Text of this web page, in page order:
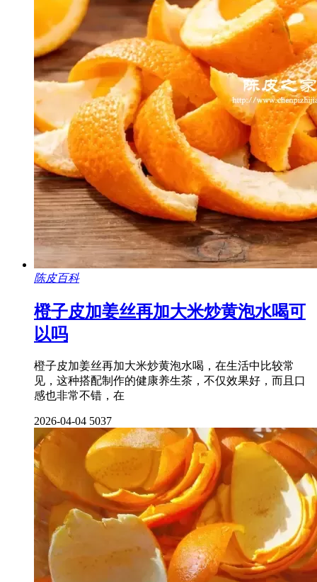
陈皮百科
橙子皮加姜丝再加大米炒黄泡水喝可
以吗
橙子皮加姜丝再加大米炒黄泡水喝，在生活中比较常
见，这种搭配制作的健康养生茶，不仅效果好，而且口
感也非常不错，在
2026-04-04 5037